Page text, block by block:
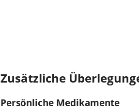
Zusätzliche
Persönliche Medikamente